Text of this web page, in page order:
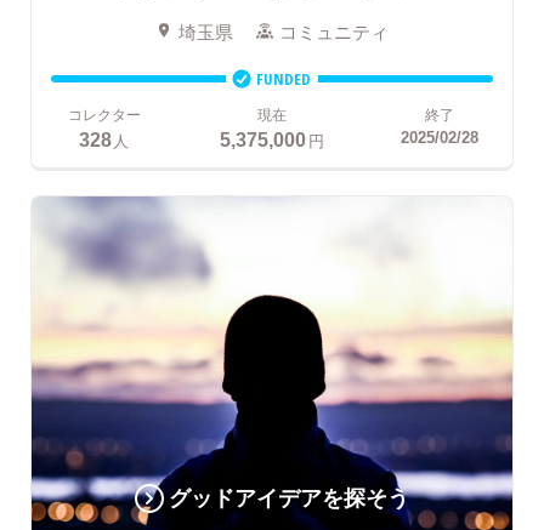
埼玉県 コミュニティ
FUNDED
コレクター
328人
現在
5,375,000円
終了
2025/02/28
グッドアイデアを探そう